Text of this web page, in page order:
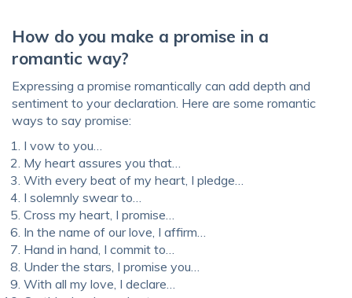
How do you make a promise in a
romantic way?
Expressing a promise romantically can add depth and
sentiment to your declaration. Here are some romantic
ways to say promise:
I vow to you…
My heart assures you that…
With every beat of my heart, I pledge…
I solemnly swear to…
Cross my heart, I promise…
In the name of our love, I affirm…
Hand in hand, I commit to…
Under the stars, I promise you…
With all my love, I declare…